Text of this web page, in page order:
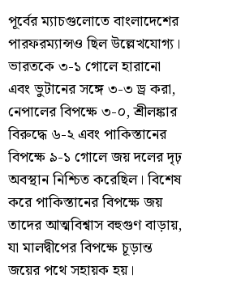
পূর্বের ম্যাচগুলোতে বাংলাদেশের
পারফরম্যান্সও ছিল উল্লেখযোগ্য।
ভারতকে ৩-১ গোলে হারানো
এবং ভুটানের সঙ্গে ৩-৩ ড্র করা,
নেপালের বিপক্ষে ৩-০, শ্রীলঙ্কার
বিরুদ্ধে ৬-২ এবং পাকিস্তানের
বিপক্ষে ৯-১ গোলে জয় দলের দৃঢ়
অবস্থান নিশ্চিত করেছিল। বিশেষ
করে পাকিস্তানের বিপক্ষে জয়
তাদের আত্মবিশ্বাস বহুগুণ বাড়ায়,
যা মালদ্বীপের বিপক্ষে চূড়ান্ত
জয়ের পথে সহায়ক হয়।